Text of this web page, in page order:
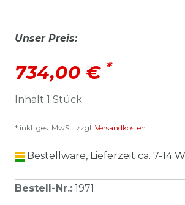
Unser Preis:
734,00 € *
Inhalt 1 Stück
* inkl. ges. MwSt. zzgl. Versandkosten
Bestellware, Lieferzeit ca. 7-14
Bestell-Nr.: 1971